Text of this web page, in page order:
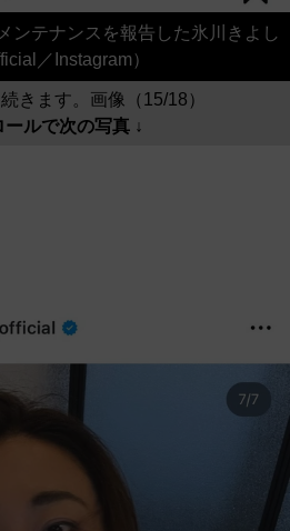
ンテナンスを報告した氷川きよし
／Instagram）
きます。画像（15/18）
ールで次の写真 ↓